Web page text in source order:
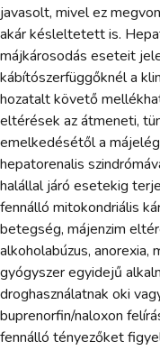
javasolt, mivel ez
akár késleltetett is.
májkárosodás eseteit
kábítószerfüggőknél a
hozatalt követő
eltérések az átmeneti,
emelkedésétől a
hepatorenalis
halállal járó esetekig
fennálló mitokondriális
betegség, májenzim
alkoholabúzus, anorexia,
gyógyszer egyidejű
droghasználatnak oki
buprenorfin/naloxon
fennálló tényezőket